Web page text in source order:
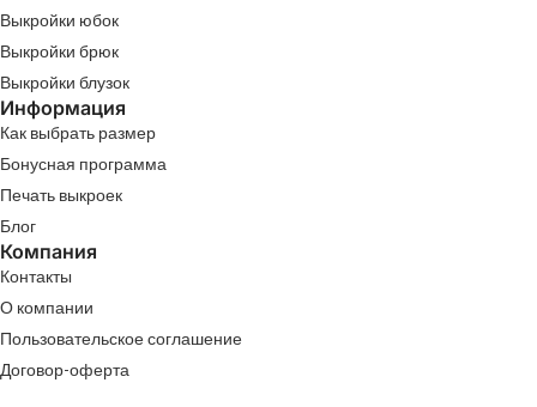
Выкройки юбок
Выкройки брюк
Выкройки блузок
Информация
Как выбрать размер
Бонусная программа
Печать выкроек
Блог
Компания
Контакты
О компании
Пользовательское соглашение
Договор-оферта